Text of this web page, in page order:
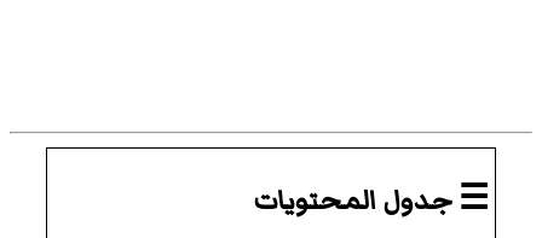
☰ جدول المحتويات